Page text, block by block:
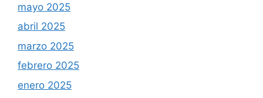
mayo 2025
abril 2025
marzo 2025
febrero 2025
enero 2025